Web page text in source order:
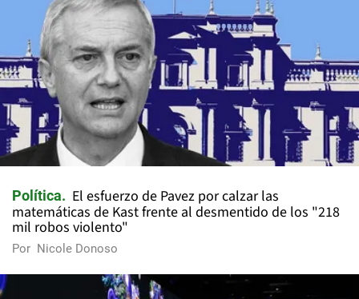
Política
El esfuerzo de Pavez por calzar las
matemáticas de Kast frente al desmentido de los "218
mil robos violento"
Por Nicole Donoso